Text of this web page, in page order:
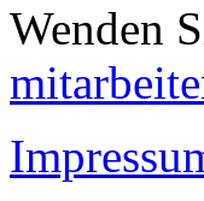
Wenden